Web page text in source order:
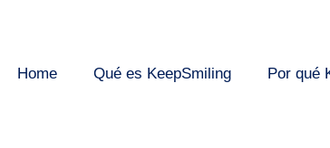
Home Qué es KeepSmiling Por qué